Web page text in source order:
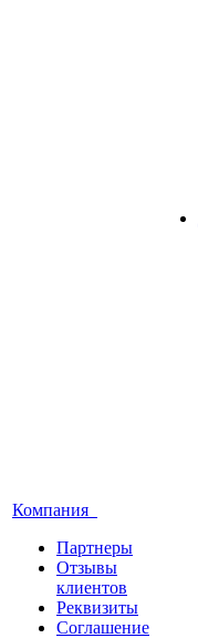
Компания
Партнеры
Отзывы
клиентов
Реквизиты
Соглашение